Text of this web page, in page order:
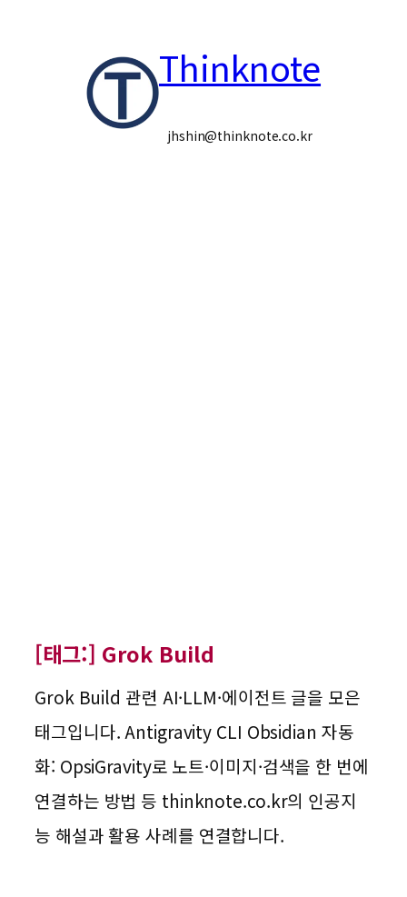
Thinknote
jhshin@thinknote.co.kr
[태그:] Grok Build
Grok Build 관련 AI·LLM·에이전트 글을 모은
태그입니다. Antigravity CLI Obsidian 자동
화: OpsiGravity로 노트·이미지·검색을 한 번에
연결하는 방법 등 thinknote.co.kr의 인공지
능 해설과 활용 사례를 연결합니다.